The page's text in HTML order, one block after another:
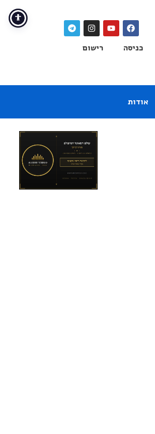
כניסה רישום
אודות